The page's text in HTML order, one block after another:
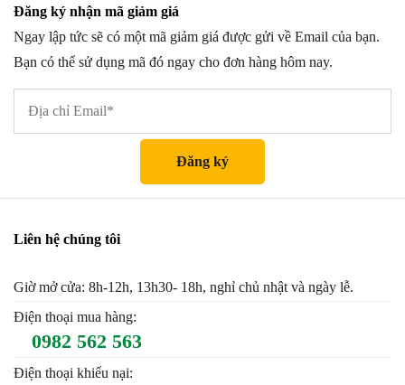
Đăng ký nhận mã giảm giá
Ngay lập tức sẽ có một mã giảm giá được gửi về Email của bạn.
Bạn có thể sử dụng mã đó ngay cho đơn hàng hôm nay.
Liên hệ chúng tôi
Giờ mở cửa: 8h-12h, 13h30- 18h, nghỉ chủ nhật và ngày lễ.
Điện thoại mua hàng:
0982 562 563
Điện thoại khiếu nại: